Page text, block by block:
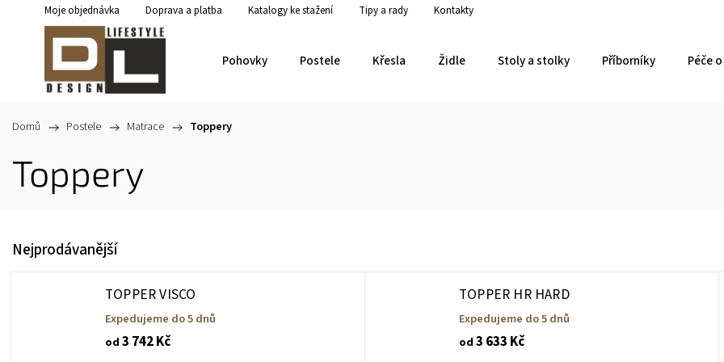
Moje objednávka Doprava a platba Katalogy ke stažení Tipy a rady Kontakty
Pohovky Postele Křesla Židle Stoly a stolky Příborníky Péče
Domů / Postele / Matrace / Toppery
Toppery
Nejprodávanější
TOPPER VISCO
Expedujeme do 5 dnů
od 3 742 Kč
TOPPER HR HARD
Expedujeme do 5 dnů
od 3 633 Kč